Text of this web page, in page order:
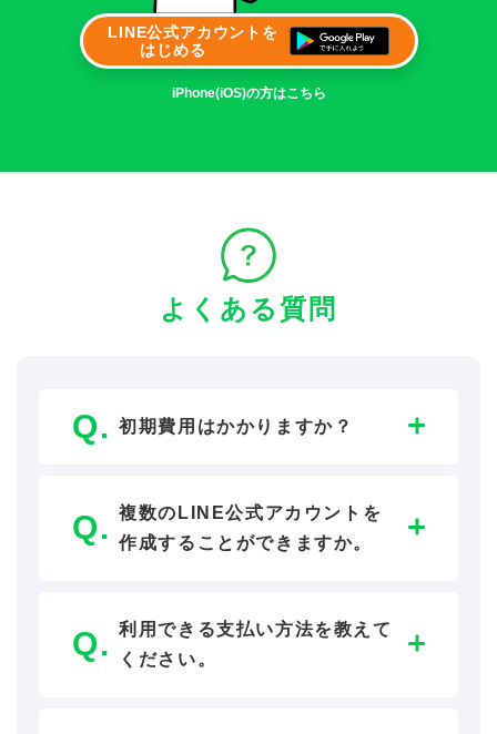
LINE公式アカウントを
はじめる
iPhone(iOS)の方はこちら
よくある質問
初期費用はかかりますか？
複数のLINE公式アカウントを
作成することができますか。
利用できる支払い方法を教えて
ください。